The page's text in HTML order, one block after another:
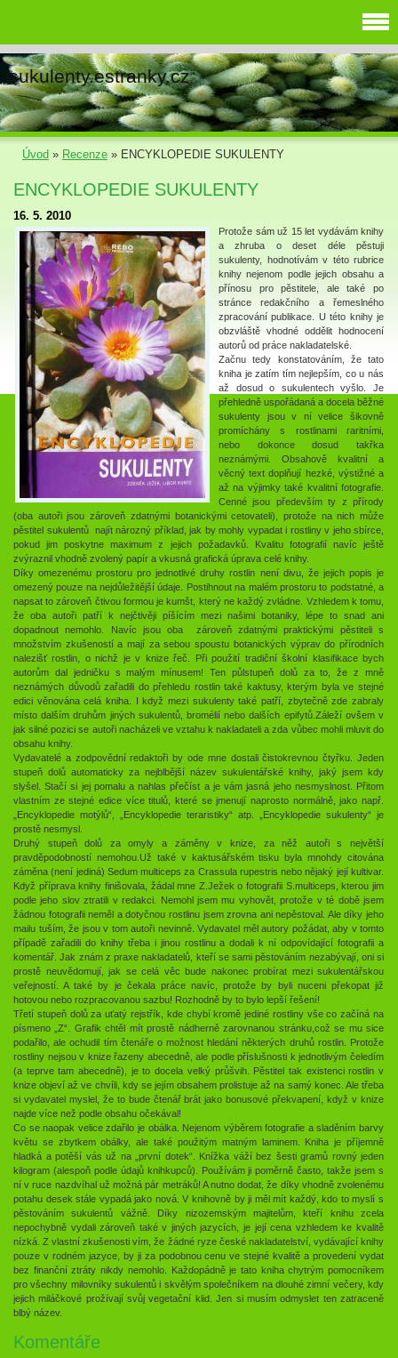
sukulenty.estranky.cz
Úvod » Recenze » ENCYKLOPEDIE SUKULENTY
ENCYKLOPEDIE SUKULENTY
16. 5. 2010
Protože sám už 15 let vydávám knihy
a zhruba o deset déle pěstuji
sukulenty, hodnotívám v této rubrice
knihy nejenom podle jejich obsahu a
přínosu pro pěstitele, ale také po
stránce redakčního a řemeslného
zpracování publikace. U této knihy je
obzvláště vhodné oddělit hodnocení
autorů od práce nakladatelské.
Začnu tedy konstatováním, že tato
kniha je zatím tím nejlepším, co u nás
až dosud o sukulentech vyšlo. Je
přehledně uspořádaná a docela běžné
sukulenty jsou v ní velice šikovně
promíchány s rostlinami raritními,
nebo dokonce dosud takřka
neznámými. Obsahově kvalitní a
věcný text doplňují hezké, výstižné a
až na výjimky také kvalitní fotografie.
Cenné jsou především ty z přírody
(oba autoři jsou zároveň zdatnými botanickými cetovateli), protože na nich může
pěstitel sukulentů najít nározný příklad, jak by mohly vypadat i rostliny v jeho sbírce,
pokud jim poskytne maximum z jejich požadavků. Kvalitu fotografií navíc ještě
zvýraznil vhodně zvolený papír a vkusná grafická úprava celé knihy.
Díky omezenému prostoru pro jednotlivé druhy rostlin není divu, že jejich popis je
omezený pouze na nejdůležitější údaje. Postihnout na malém prostoru to podstatné, a
napsat to zároveň čtivou formou je kumšt, který ne každý zvládne. Vzhledem k tomu,
že oba autoři patří k nejčtivěji píšícím mezi našimi botaniky, lépe to snad ani
dopadnout nemohlo. Navíc jsou oba zároveň zdatnými praktickými pěstiteli s
množstvím zkušeností a mají za sebou spoustu botanických výprav do přírodních
nalezišť rostlin, o nichž je v knize řeč. Při použití tradiční školní klasifikace bych
autorům dal jedničku s malým mínusem! Ten půlstupeň dolů za to, že z mně
neznámých důvodů zařadili do přehledu rostlin také kaktusy, kterým byla ve stejné
edici věnována celá kniha. I když mezi sukulenty také patří, zbytečně zde zabraly
místo dalším druhům jiných sukulentů, bromélií nebo dalších epifytů.Záleží ovšem v
jak silné pozici se autoři nacházeli ve vztahu k nakladateli a zda vůbec mohli mluvit do
obsahu knihy.
Vydavatelé a zodpovědní redaktoři by ode mne dostali čistokrevnou čtyřku. Jeden
stupeň dolů automaticky za nejblbější název sukulentářské knihy, jaký jsem kdy
slyšel. Stačí si jej pomalu a nahlas přečíst a je vám jasná jeho nesmyslnost. Přitom
vlastním ze stejné edice více titulů, které se jmenují naprosto normálně, jako např.
„Encyklopedie motýlů“, „Encyklopedie teraristiky“ atp. „Encyklopedie sukulenty“ je
prostě nesmysl.
Druhý stupeň dolů za omyly a záměny v knize, za něž autoři s největší
pravděpodobností nemohou.Už také v kaktusářském tisku byla mnohdy citována
záměna (není jediná) Sedum multiceps za Crassula rupestris nebo nějaký její kultivar.
Když příprava knihy finišovala, žádal mne Z.Ježek o fotografii S.multiceps, kterou jim
podle jeho slov ztratili v redakci. Nemohl jsem mu vyhovět, protože v té době jsem
žádnou fotografii neměl a dotyčnou rostlinu jsem zrovna ani nepěstoval. Ale díky jeho
mailu tuším, že jsou v tom autoři nevinně. Vydavatel měl autory požádat, aby v tomto
případě zařadili do knihy třeba i jinou rostlinu a dodali k ní odpovídající fotografii a
komentář. Jak znám z praxe nakladatelů, kteří se sami pěstováním nezabývají, oni si
prostě neuvědomují, jak se celá věc bude nakonec probírat mezi sukulentářskou
veřejností. A také by je čekala práce navíc, protože by byli nuceni překopat již
hotovou nebo rozpracovanou sazbu! Rozhodně by to bylo lepší řešení!
Třetí stupeň dolů za uťatý rejstřík, kde chybí kromě jediné rostliny vše co začíná na
písmeno „Z“. Grafik chtěl mít prostě nádherně zarovnanou stránku,což se mu sice
podařilo, ale ochudil tím čtenáře o možnost hledání některých druhů rostlin. Protože
rostliny nejsou v knize řazeny abecedně, ale podle příslušnosti k jednotlivým čeledím
(a teprve tam abecedně), je to docela velký průšvih. Pěstitel tak existenci rostlin v
knize objeví až ve chvíli, kdy se jejím obsahem prolistuje až na samý konec. Ale třeba
si vydavatel myslel, že to bude čtenář brát jako bonusové překvapení, když v knize
najde více než podle obsahu očekával!
Co se naopak velice zdařilo je obálka. Nejenom výběrem fotografie a sladěním barvy
květu se zbytkem obálky, ale také použitým matným laminem. Kniha je příjemně
hladká a potěší vás už na „první dotek“. Knížka váží bez šesti gramů rovný jeden
kilogram (alespoň podle údajů knihkupců). Používám ji poměrně často, takže jsem s
ní v ruce nazdvíhal už možná pár metráků! A nutno dodat, že díky vhodně zvolenému
potahu desek stále vypadá jako nová. V knihovně by ji měl mít každý, kdo to myslí s
pěstováním sukulentů vážně. Díky nizozemským majitelům, kteří knihu zcela
nepochybně vydali zároveň také v jiných jazycích, je její cena vzhledem ke kvalitě
nízká. Z vlastní zkušenosti vím, že žádné ryze české nakladatelství, vydávající knihy
pouze v rodném jazyce, by ji za podobnou cenu ve stejné kvalitě a provedení vydat
bez finanční ztráty nikdy nemohlo. Každopádně je tato kniha chytrým pomocníkem
pro všechny milovníky sukulentů i skvělým společníkem na dlouhé zimní večery, kdy
jejich miláčkové prožívají svůj vegetační klid. Jen si musím odmyslet ten zatraceně
blbý název.
Komentáře